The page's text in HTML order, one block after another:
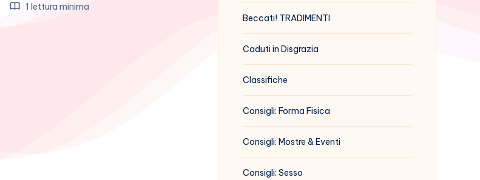
1 lettura minima
Beccati! TRADIMENTI
Caduti in Disgrazia
Classifiche
Consigli: Forma Fisica
Consigli: Mostre & Eventi
Consigli: Sesso